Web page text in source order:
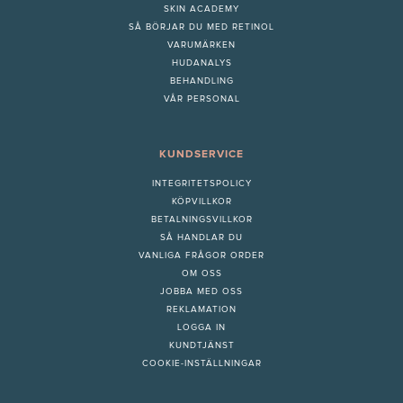
SKIN ACADEMY
SÅ BÖRJAR DU MED RETINOL
VARUMÄRKEN
HUDANALYS
BEHANDLING
VÅR PERSONAL
KUNDSERVICE
INTEGRITETSPOLICY
KÖPVILLKOR
BETALNINGSVILLKOR
SÅ HANDLAR DU
VANLIGA FRÅGOR ORDER
OM OSS
JOBBA MED OSS
REKLAMATION
LOGGA IN
KUNDTJÄNST
COOKIE-INSTÄLLNINGAR